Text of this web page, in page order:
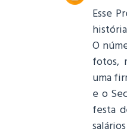
Esse
O
fotos,
uma
e o
festa